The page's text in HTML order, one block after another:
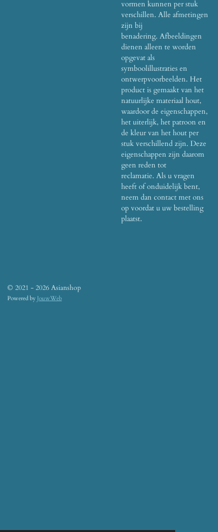
vormen kunnen per stuk
verschillen. Alle afmetingen
zijn bij
benadering. Afbeeldingen
dienen alleen te worden
opgevat als
symboolillustraties en
ontwerpvoorbeelden. Het
product is gemaakt van het
natuurlijke materiaal hout,
waardoor de eigenschappen,
het uiterlijk, het patroon en
de kleur van het hout per
stuk verschillend zijn. Deze
eigenschappen zijn daarom
geen reden tot
reclamatie. Als u vragen
heeft of onduidelijk bent,
neem dan contact met ons
op voordat u uw bestelling
plaatst.
© 2021 - 2026 Asianshop
Powered by JouwWeb